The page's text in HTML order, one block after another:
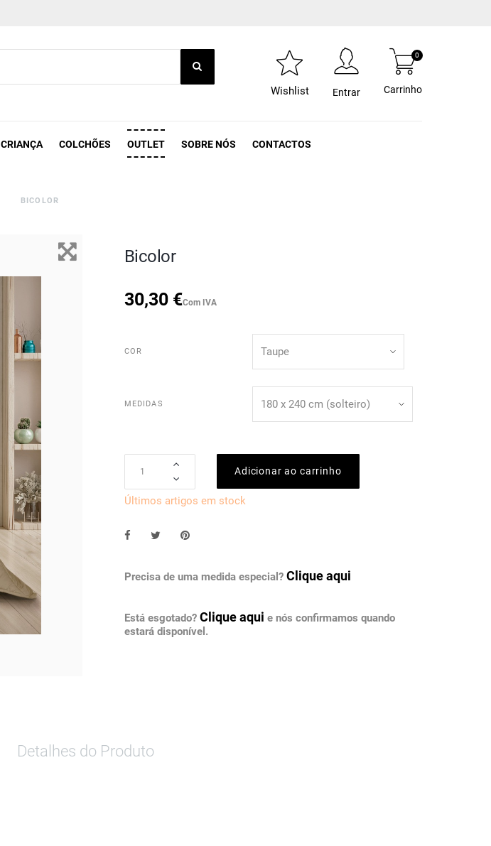
Wishlist Entrar Carrinho
0
CRIANÇA COLCHÕES OUTLET SOBRE NÓS CONTACTOS
BICOLOR
Bicolor
30,30 €Com IVA
COR
MEDIDAS
Adicionar ao carrinho
Últimos artigos em stock
Precisa de uma medida especial? Clique aqui
Está esgotado? Clique aqui e nós confirmamos quando
estará disponível.
Detalhes do Produto